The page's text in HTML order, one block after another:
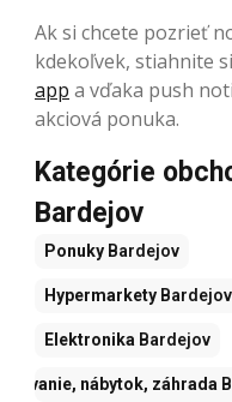
Ak si chcete pozrieť
kdekoľvek, stiahnite
app a vďaka push
akciová ponuka.
Kategórie
Bardejov
Ponuky Bardejov
Hypermarkety Bardejov
Elektronika Bardejov
Bývanie, nábytok, záhrada